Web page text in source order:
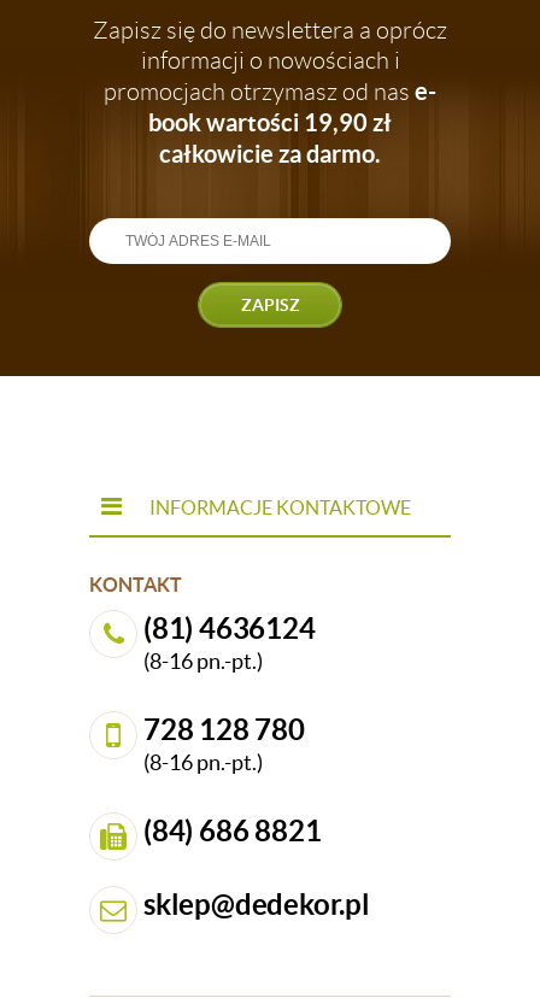
Zapisz się do newslettera a oprócz
informacji o nowościach i
promocjach otrzymasz od nas e-
book wartości 19,90 zł
całkowicie za darmo.
ZAPISZ
INFORMACJE KONTAKTOWE
KONTAKT
(81) 4636124
(8-16 pn.-pt.)
728 128 780
(8-16 pn.-pt.)
(84) 686 8821
sklep@dedekor.pl